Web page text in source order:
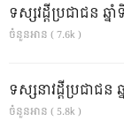
ទស្សវដ្តីប្រជាជន
ចំនួនអាន ( 7.6k )
ទស្សនាវដ្ដីប្រជាជ
ចំនួនអាន ( 5.8k )